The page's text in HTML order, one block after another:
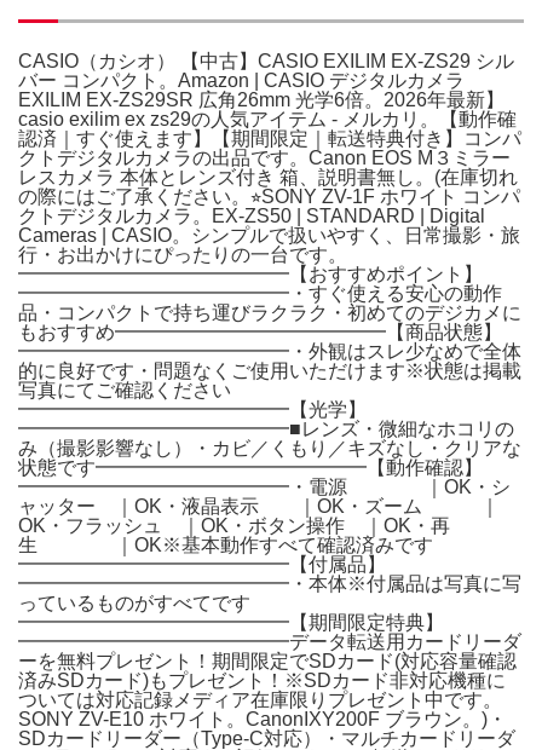
CASIO（カシオ） 【中古】CASIO EXILIM EX-ZS29 シル
バー コンパクト。Amazon | CASIO デジタルカメラ
EXILIM EX-ZS29SR 広角26mm 光学6倍。2026年最新】
casio exilim ex zs29の人気アイテム - メルカリ。【動作確
認済｜すぐ使えます】【期間限定｜転送特典付き】コンパ
クトデジタルカメラの出品です。Canon EOS M３ミラー
レスカメラ 本体とレンズ付き 箱、説明書無し。(在庫切れ
の際にはご了承ください。⭐︎SONY ZV-1F ホワイト コンパ
クトデジタルカメラ。EX-ZS50 | STANDARD | Digital
Cameras | CASIO。シンプルで扱いやすく、日常撮影・旅
行・お出かけにぴったりの一台です。
━━━━━━━━━━━━━━【おすすめポイント】
━━━━━━━━━━━━━━・すぐ使える安心の動作
品・コンパクトで持ち運びラクラク・初めてのデジカメに
もおすすめ━━━━━━━━━━━━━━【商品状態】
━━━━━━━━━━━━━━・外観はスレ少なめで全体
的に良好です・問題なくご使用いただけます※状態は掲載
写真にてご確認ください
━━━━━━━━━━━━━━【光学】
━━━━━━━━━━━━━━■レンズ・微細なホコリの
み（撮影影響なし）・カビ／くもり／キズなし・クリアな
状態です━━━━━━━━━━━━━━【動作確認】
━━━━━━━━━━━━━━・電源 ｜OK・シ
ャッター ｜OK・液晶表示 ｜OK・ズーム ｜
OK・フラッシュ ｜OK・ボタン操作 ｜OK・再
生 ｜OK※基本動作すべて確認済みです
━━━━━━━━━━━━━━【付属品】
━━━━━━━━━━━━━━・本体※付属品は写真に写
っているものがすべてです
━━━━━━━━━━━━━━【期間限定特典】
━━━━━━━━━━━━━━データ転送用カードリーダ
ーを無料プレゼント！期間限定でSDカード(対応容量確認
済みSDカード)もプレゼント！※SDカード非対応機種に
ついては対応記録メディア在庫限りプレゼント中です。
SONY ZV-E10 ホワイト。CanonIXY200F ブラウン。)・
SDカードリーダー（Type-C対応）・マルチカードリーダ